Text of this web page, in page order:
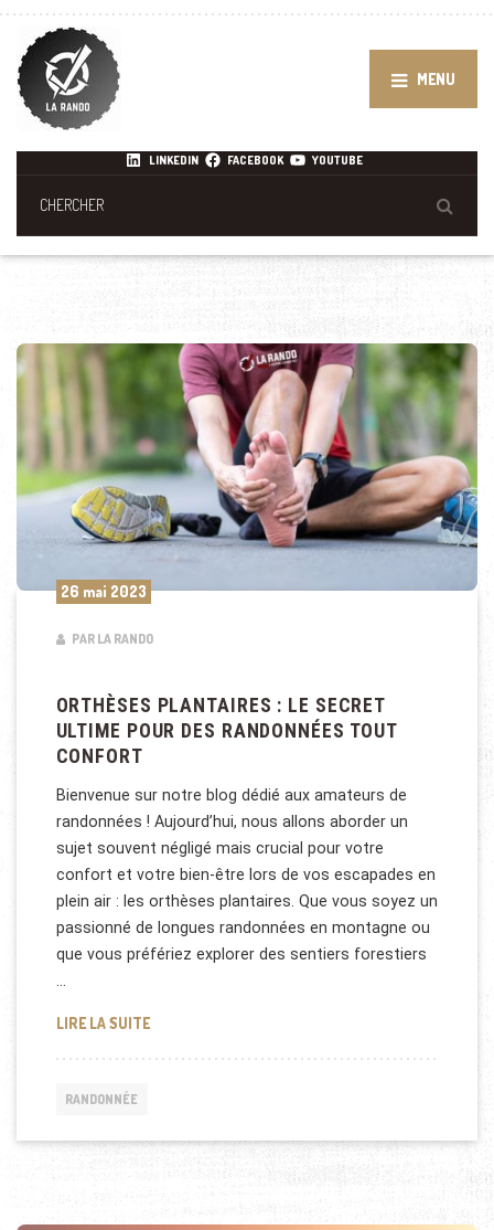
MENU
LINKEDIN FACEBOOK YOUTUBE
26 mai 2023
PAR LA RANDO
ORTHÈSES PLANTAIRES : LE SECRET
ULTIME POUR DES RANDONNÉES TOUT
CONFORT
Bienvenue sur notre blog dédié aux amateurs de
randonnées ! Aujourd’hui, nous allons aborder un
sujet souvent négligé mais crucial pour votre
confort et votre bien-être lors de vos escapades en
plein air : les orthèses plantaires. Que vous soyez un
passionné de longues randonnées en montagne ou
que vous préfériez explorer des sentiers forestiers
LIRE LA SUITEORTHÈSES PLANTAIRES : LE SECRET ULTIME
RANDONNÉE